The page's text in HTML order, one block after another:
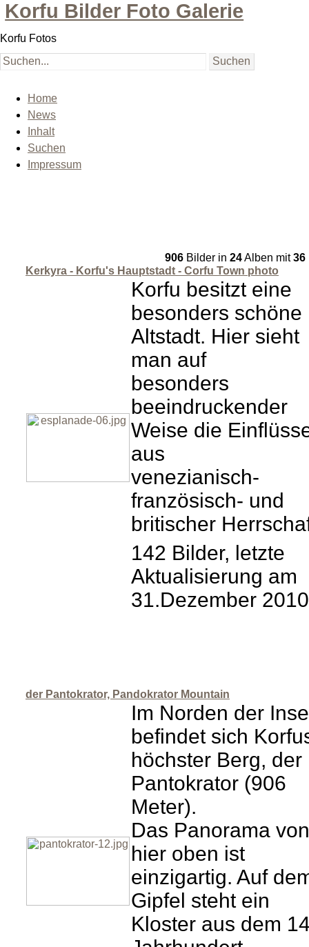
Korfu Bilder Foto Galerie
Korfu Fotos
Home
News
Inhalt
Suchen
Impressum
906 Bilder in 24Alben mit36
Kerkyra - Korfu's Hauptstadt - Corfu Town photo
Korfu besitzt eine
besonders schöne
Altstadt. Hier sieht
man auf
besonders
beeindruckender
Weise die
aus
venezianisch-
französisch- und
britischer
142 Bilder, letzte
Aktualisierung am
31.Dezember 2010
der Pantokrator, Pandokrator Mountain
Im Norden der
befindet sich
höchster Berg, der
Pantokrator (906
Meter).
Das Panorama von
hier oben ist
einzigartig. Auf
Gipfel steht ein
Kloster aus dem